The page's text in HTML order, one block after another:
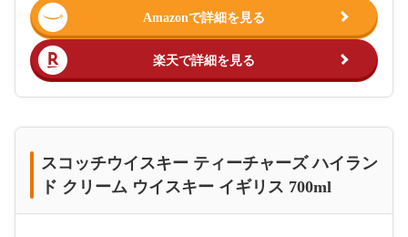
Amazonで詳細を見る
楽天で詳細を見る
スコッチウイスキー ティーチャーズ ハイラン
ド クリーム ウイスキー イギリス 700ml